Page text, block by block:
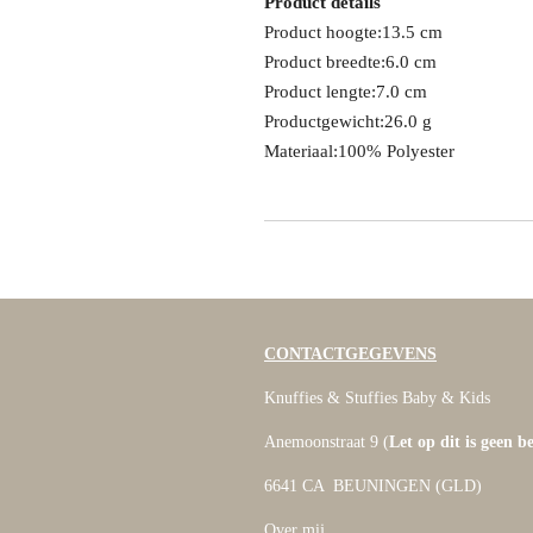
Product hoogte:13.5 cm
Product breedte:6.0 cm
Product lengte:7.0 cm
Productgewicht:26.0 g
Materiaal:100% Polyester
CONTACTGEGEVENS
Knuffies & Stuffies Baby & Kids
Anemoonstraat 9 (Let op dit is geen
6641 CA BEUNINGEN (GLD)